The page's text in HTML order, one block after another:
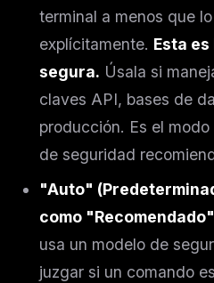
terminal a menos que
explícitamente. Esta
segura. Úsala si
claves API, bases de
producción. Es el
de seguridad
"Auto"
como
usa un modelo de
juzgar si un comando